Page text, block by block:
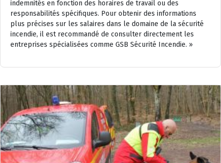
indemnités en fonction des horaires de travail ou des
responsabilités spécifiques. Pour obtenir des informations
plus précises sur les salaires dans le domaine de la sécurité
incendie, il est recommandé de consulter directement les
entreprises spécialisées comme GSB Sécurité Incendie. »